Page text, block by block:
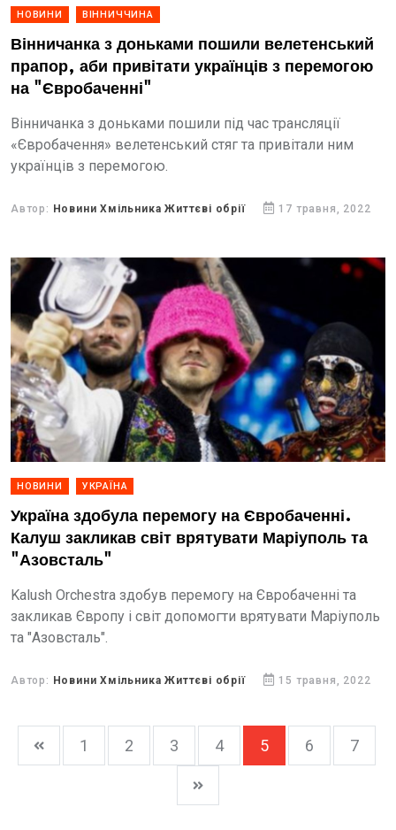
НОВИНИ ВІННИЧЧИНА
Вінничанка з доньками пошили велетенський
прапор, аби привітати українців з перемогою
на "Євробаченні"
Вінничанка з доньками пошили під час трансляції
«Євробачення» велетенський стяг та привітали ним
українців з перемогою.
Автор: Новини Хмільника Життєві обрії 17 травня, 2022
НОВИНИ УКРАЇНА
Україна здобула перемогу на Євробаченні.
Калуш закликав світ врятувати Маріуполь та
"Азовсталь"
Kalush Orchestra здобув перемогу на Євробаченні та
закликав Європу і світ допомогти врятувати Маріуполь
та "Азовсталь".
Автор: Новини Хмільника Життєві обрії 15 травня, 2022
1 2 3 4 5 6 7